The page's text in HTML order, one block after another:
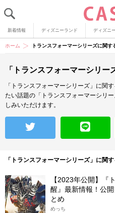
新着情報 ディズニーランド ディズニ
ホーム トランスフォーマーシリーズに関す
「トランスフォーマーシリー
「トランスフォーマーシリーズ」に関
たい話題の「トランスフォーマーシリ
しみいただけます。
「トランスフォーマーシリーズ」に関
【2023年公開】『
醒』最新情報！公
とめ
めっち